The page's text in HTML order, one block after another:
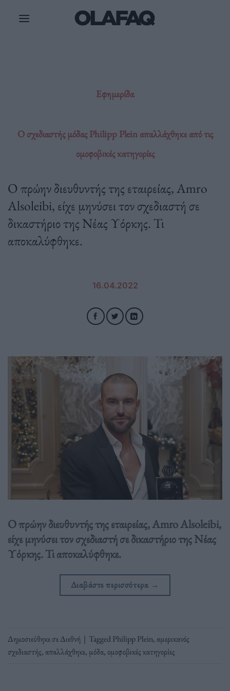
Εφημερίδα
Ο σχεδιαστής μόδας Philipp Plein απαλλάχθηκε από τις
ομοφοβικές κατηγορίες
Ο πρώην διευθυντής της εταιρείας, Amro
Alsoleibi, είχε μηνύσει τον σχεδιαστή σε
δικαστήριο της Νέας Υόρκης. Τι
αποκαλύφθηκε.
16.04.2022
Ο πρώην διευθυντής της εταιρείας, Amro Alsoleibi,
είχε μηνύσει τον σχεδιαστή σε δικαστήριο της Νέας
Υόρκης. Τι αποκαλύφθηκε.
Διαβάστε περισσότερα →
Δημοσιεύθηκε σεΔιεθνή | TaggedPhilipp Plein,αμερικανός
σχεδιαστής,απαλλάχθηκε, μόδα,ομοφοβικές κατηγορίες